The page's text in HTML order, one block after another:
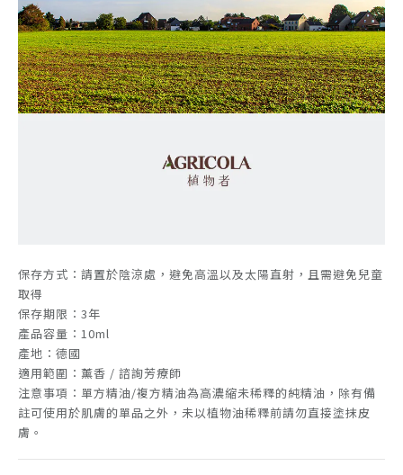
保存方式：請置於陰涼處，避免高溫以及太陽直射，且需避免兒童
取得
保存期限：3年
產品容量：10ml
產地：德國
適用範圍：薰香 / 諮詢芳療師
注意事項：單方精油/複方精油為高濃縮未稀釋的純精油，除有備
註可使用於肌膚的單品之外，未以植物油稀釋前請勿直接塗抹皮
膚。